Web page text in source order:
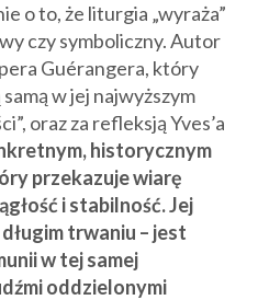
o to, że liturgia „wyraża”
czy symboliczny. Autor
Guérangera, który
w jej najwyższym
oraz za refleksją Yves’a
historycznym
przekazuje wiarę
i stabilność. Jej
trwaniu – jest
w tej samej
oddzielonymi